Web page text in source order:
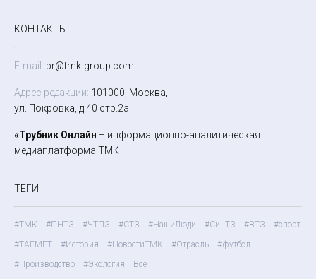
КОНТАКТЫ
E-mail: pr@tmk-group.com
Адрес редакции: 101000, Москва,
ул. Покровка, д.40 стр.2а
«Трубник Онлайн – информационно-аналитическая
медиаплатформа ТМК
ТЕГИ
#ТМК #ПНТЗ #ЧТПЗ #СТЗ #НашиЛюди #СинТЗ #ВТЗ
#спорт
#ТАГМЕТ
#История #НовостиТМК #Отрасль
#футбол
#Производство
#Экология Все